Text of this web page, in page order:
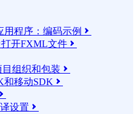
用程序：编码示例 
打开FXML文件 
组织和包装 
和移动SDK 

设置 